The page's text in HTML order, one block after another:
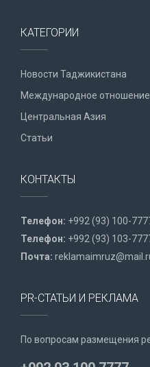
КАТЕГОРИИ
Новости Таджикистана
Международное отношение
Центральная Азия
Статьи
КОНТАКТЫ
Телефон: +992 (93) 100-
Телефон: +992 (93) 103-
Почта:
PR-СТАТЬИ И РЕКЛАМА
По вопросам размещения